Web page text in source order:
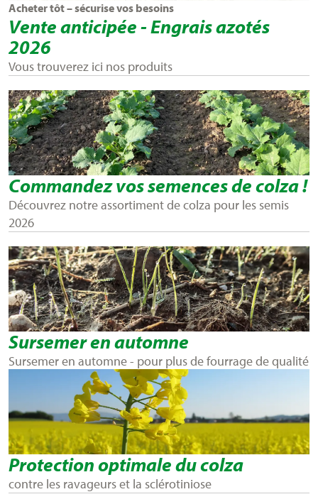
Acheter tôt – sécurise vos besoins
Vente anticipée - Engrais azotés
2026
Vous trouverez ici nos produits
Commandez vos semences de colza !
Découvrez notre assortiment de colza pour les semis
2026
Sursemer en automne
Sursemer en automne - pour plus de fourrage de qualité
Protection optimale du colza
contre les ravageurs et la sclérotiniose